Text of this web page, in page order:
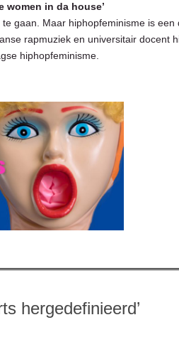
women in da house’
gaan. Maar hiphopfeminisme is een
rapmuziek en universitair docent
hiphopfeminisme.
hergedefinieerd’